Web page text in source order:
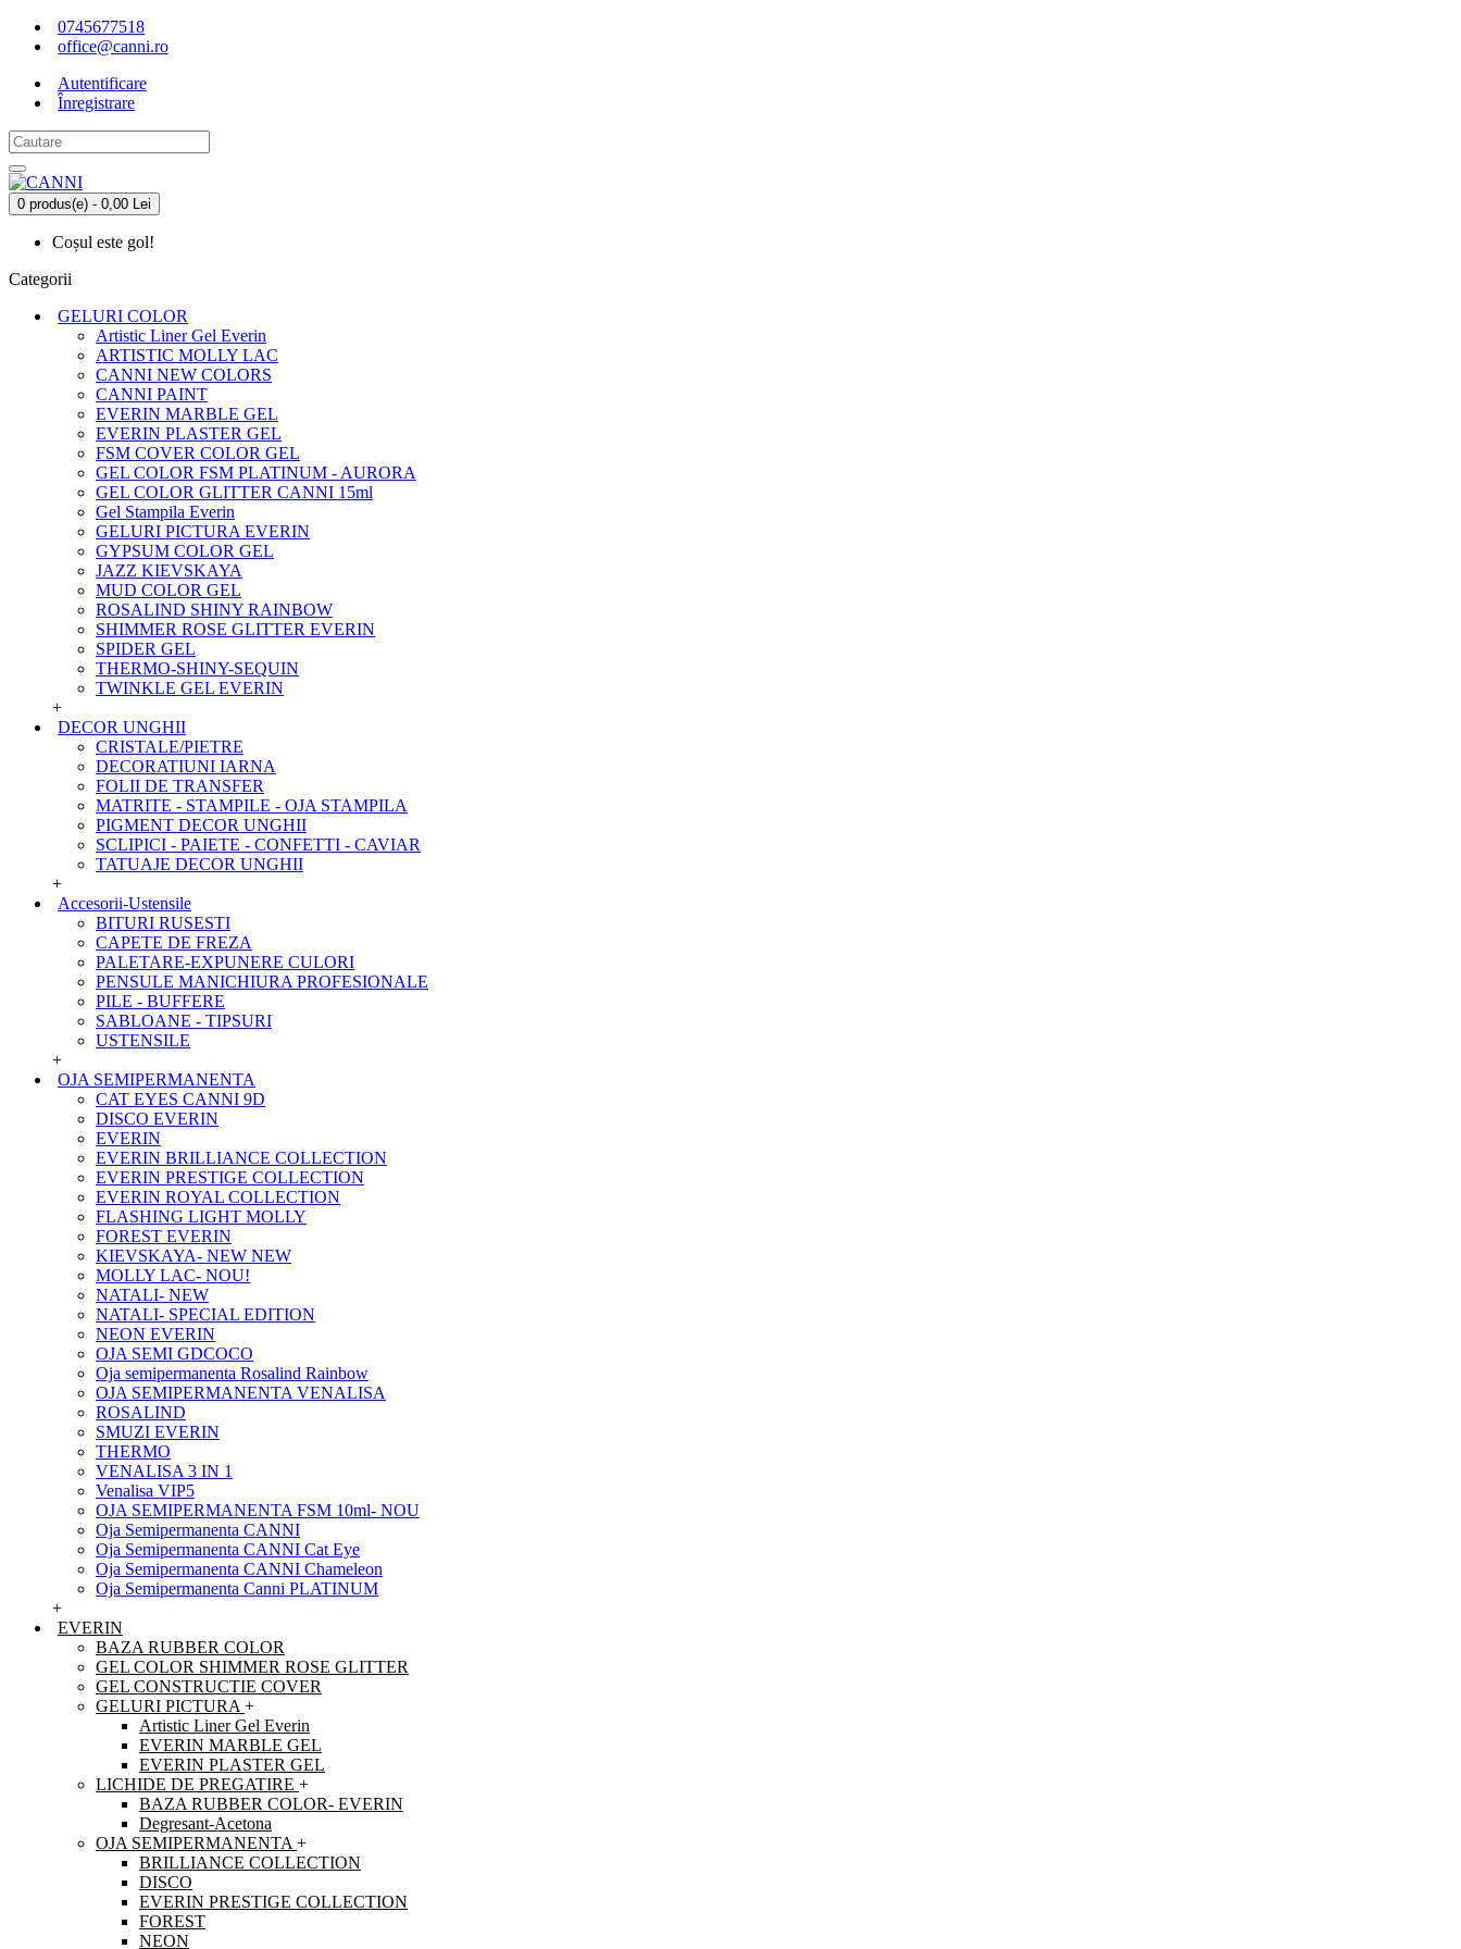
0745677518
office@canni.ro
Autentificare
Înregistrare
0 produs(e) - 0,00 Lei
Coșul este gol!
Categorii
GELURI COLOR
Artistic Liner Gel Everin
ARTISTIC MOLLY LAC
CANNI NEW COLORS
CANNI PAINT
EVERIN MARBLE GEL
EVERIN PLASTER GEL
FSM COVER COLOR GEL
GEL COLOR FSM PLATINUM - AURORA
GEL COLOR GLITTER CANNI 15ml
Gel Stampila Everin
GELURI PICTURA EVERIN
GYPSUM COLOR GEL
JAZZ KIEVSKAYA
MUD COLOR GEL
ROSALIND SHINY RAINBOW
SHIMMER ROSE GLITTER EVERIN
SPIDER GEL
THERMO-SHINY-SEQUIN
TWINKLE GEL EVERIN
+
DECOR UNGHII
CRISTALE/PIETRE
DECORATIUNI IARNA
FOLII DE TRANSFER
MATRITE - STAMPILE - OJA STAMPILA
PIGMENT DECOR UNGHII
SCLIPICI - PAIETE - CONFETTI - CAVIAR
TATUAJE DECOR UNGHII
+
Accesorii-Ustensile
BITURI RUSESTI
CAPETE DE FREZA
PALETARE-EXPUNERE CULORI
PENSULE MANICHIURA PROFESIONALE
PILE - BUFFERE
SABLOANE - TIPSURI
USTENSILE
+
OJA SEMIPERMANENTA
CAT EYES CANNI 9D
DISCO EVERIN
EVERIN
EVERIN BRILLIANCE COLLECTION
EVERIN PRESTIGE COLLECTION
EVERIN ROYAL COLLECTION
FLASHING LIGHT MOLLY
FOREST EVERIN
KIEVSKAYA- NEW NEW
MOLLY LAC- NOU!
NATALI- NEW
NATALI- SPECIAL EDITION
NEON EVERIN
OJA SEMI GDCOCO
Oja semipermanenta Rosalind Rainbow
OJA SEMIPERMANENTA VENALISA
ROSALIND
SMUZI EVERIN
THERMO
VENALISA 3 IN 1
Venalisa VIP5
OJA SEMIPERMANENTA FSM 10ml- NOU
Oja Semipermanenta CANNI
Oja Semipermanenta CANNI Cat Eye
Oja Semipermanenta CANNI Chameleon
Oja Semipermanenta Canni PLATINUM
+
EVERIN
BAZA RUBBER COLOR
GEL COLOR SHIMMER ROSE GLITTER
GEL CONSTRUCTIE COVER
GELURI PICTURA +
Artistic Liner Gel Everin
EVERIN MARBLE GEL
EVERIN PLASTER GEL
LICHIDE DE PREGATIRE +
BAZA RUBBER COLOR- EVERIN
Degresant-Acetona
OJA SEMIPERMANENTA +
BRILLIANCE COLLECTION
DISCO
EVERIN PRESTIGE COLLECTION
FOREST
NEON